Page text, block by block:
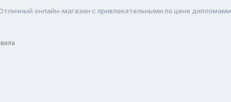
онлайн-магазин с привлекательными по цене дипломами